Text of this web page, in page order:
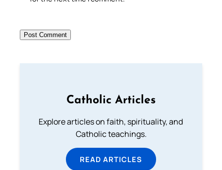
Catholic Articles
Explore articles on faith, spirituality, and
Catholic teachings.
READ ARTICLES